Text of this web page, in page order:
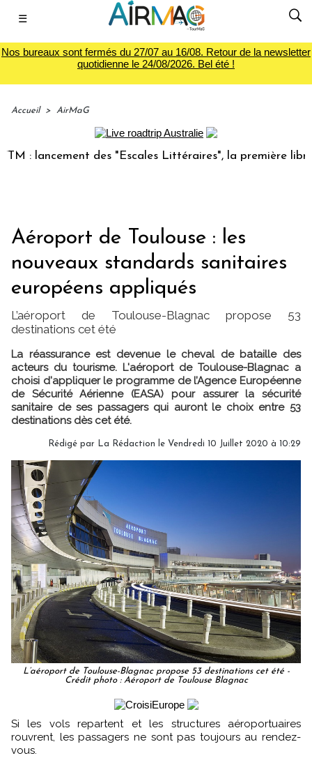
☰
Nos bureaux sont fermés du 27/07 au 16/08. Retour de la newsletter
quotidienne le 24/08/2026. Bel été !
Accueil > AirMaG
lancement des "Escales Littéraires", la première librairie
Aéroport de Toulouse : les
nouveaux standards sanitaires
européens appliqués
L’aéroport de Toulouse-Blagnac propose 53
destinations cet été
La réassurance est devenue le cheval de bataille des
acteurs du tourisme. L'aéroport de Toulouse-Blagnac a
choisi d'appliquer le programme de l’Agence Européenne
de Sécurité Aérienne (EASA) pour assurer la sécurité
sanitaire de ses passagers qui auront le choix entre 53
destinations dès cet été.
Rédigé par La Rédaction le Vendredi 10 Juillet 2020 à 10:29
L’aéroport de Toulouse-Blagnac propose 53 destinations cet été -
Crédit photo : Aéroport de Toulouse Blagnac
Si les vols repartent et les structures aéroportuaires
rouvrent, les passagers ne sont pas toujours au rendez-
vous.